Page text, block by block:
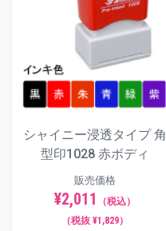
シャイニー浸透タイプ 角
型印1028 赤ボディ
販売価格
¥2,011
（税込）
（税抜 ¥1,829）